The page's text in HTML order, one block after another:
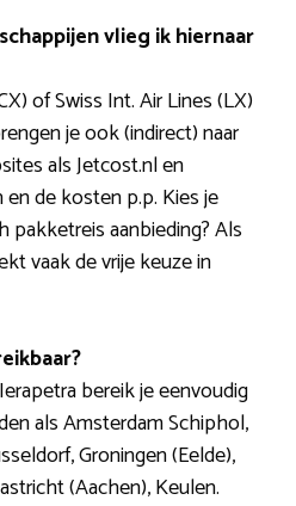
vlieg ik hiernaar
of Swiss Int. Air Lines (LX)
je ook (indirect) naar
als Jetcost.nl en
de kosten p.p. Kies je
pakketreis aanbieding? Als
vaak de vrije keuze in
bereik je eenvoudig
als Amsterdam Schiphol,
Groningen (Eelde),
(Aachen), Keulen.